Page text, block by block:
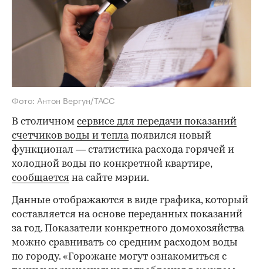
Фото: Антон Вергун/ТАСС
В столичном сервисе для передачи показаний
счетчиков воды и теплапоявился новый
функционал — статистика расхода горячей и
холодной воды по конкретной квартире,
сообщается на сайте мэрии.
Данные отображаются в виде графика, который
составляется на основе переданных показаний
за год. Показатели конкретного домохозяйства
можно сравнивать со средним расходом воды
по городу. «Горожане могут ознакомиться с